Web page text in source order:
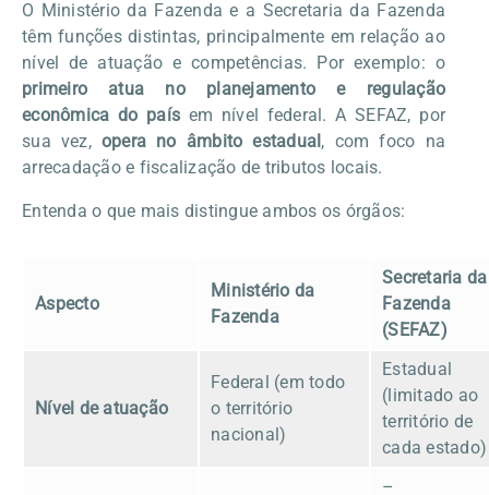
O Ministério da Fazenda e a Secretaria da Fazenda
têm funções distintas, principalmente em relação ao
nível de atuação e competências. Por exemplo: o
primeiro atua no planejamento e regulação
econômica do país em nível federal. A SEFAZ, por
sua vez, opera no âmbito estadual, com foco na
arrecadação e fiscalização de tributos locais.
Entenda o que mais distingue ambos os órgãos:
Aspecto
Ministério da
Fazenda
Secretaria da
Fazenda
(SEFAZ)
Nível de atuação
Federal (em todo
o território
nacional)
Estadual
(limitado ao
território de
cada estado)
–